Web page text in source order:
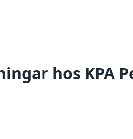
hos KPA